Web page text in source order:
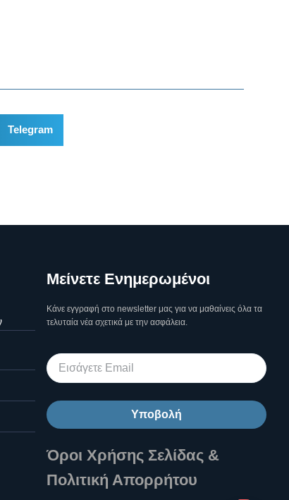
Telegram
Μείνετε Ενημερωμένοι
Κάνε εγγραφή στο newsletter μας για να μαθαίνεις όλα τα
τελυταία νέα σχετικά με την ασφάλεια.
Υποβολή
Όροι Χρήσης Σελίδας &
Πολιτική Απορρήτου